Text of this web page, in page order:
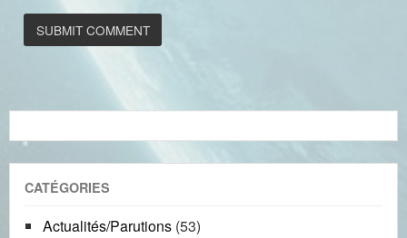
CATÉGORIES
Actualités/Parutions (53)